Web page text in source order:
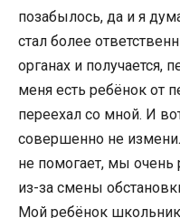
позабылось, да и я
стал более
органах и получается,
меня есть ребёнок от
переехал со мной. И
совершенно не
не помогает, мы
из-за смены
Мой ребёнок школьник